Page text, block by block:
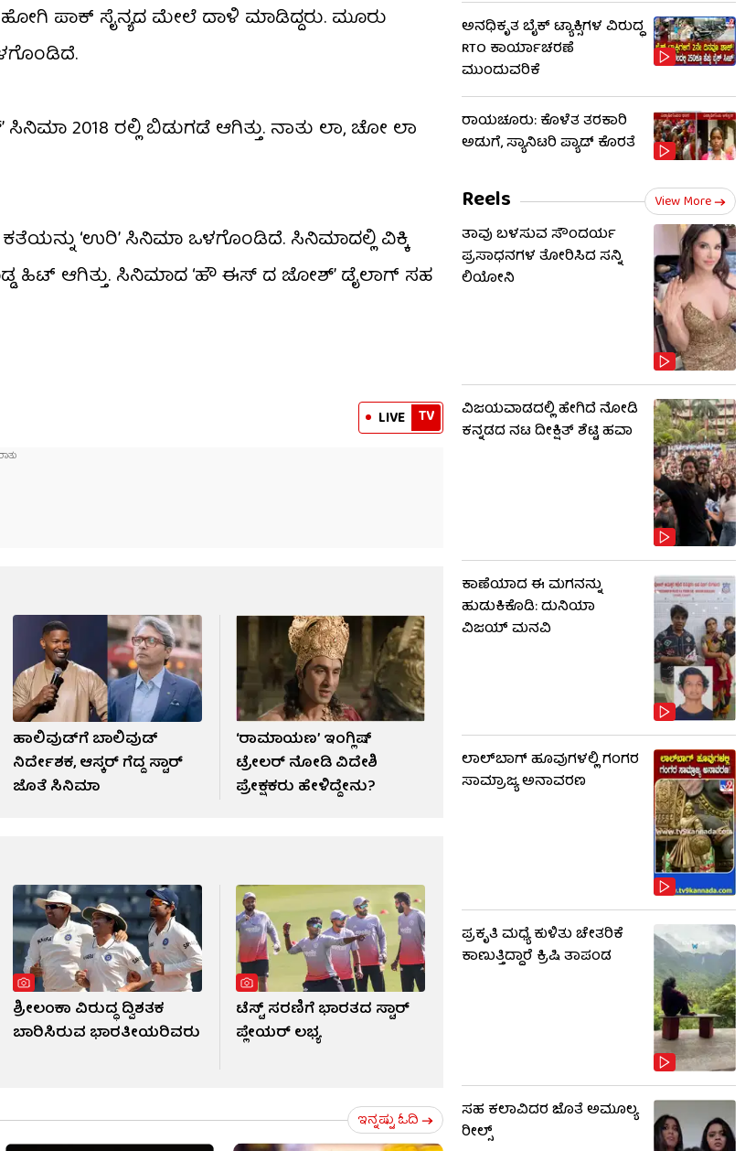
ಪಾಕ್ ಸೈನ್ಯದ ಮೇಲೆ ದಾಳಿ ಮಾಡಿದ್ದರು. ಮೂರು
2018 ರಲ್ಲಿ ಬಿಡುಗಡೆ ಆಗಿತ್ತು. ನಾತು ಲಾ, ಚೋ ಲಾ
‘ಉರಿ’ ಸಿನಿಮಾ ಒಳಗೊಂಡಿದೆ. ಸಿನಿಮಾದಲ್ಲಿ ವಿಕ್ಕಿ
ಹಿಟ್ ಆಗಿತ್ತು. ಸಿನಿಮಾದ ‘ಹೌ ಈಸ್​ ದ ಜೋಶ್’ ಡೈಲಾಗ್ ಸಹ
LIVE TV
ಹಾಲಿವುಡ್​​ಗೆ ಬಾಲಿವುಡ್
ನಿರ್ದೇಶಕ, ಆಸ್ಕರ್ ಗೆದ್ದ ಸ್ಟಾರ್
ಜೊತೆ ಸಿನಿಮಾ
‘ರಾಮಾಯಣ’ ಇಂಗ್ಲಿಷ್
ಟ್ರೇಲರ್ ನೋಡಿ ವಿದೇಶಿ
ಪ್ರೇಕ್ಷಕರು ಹೇಳಿದ್ದೇನು?
ಶ್ರೀಲಂಕಾ ವಿರುದ್ಧ ದ್ವಿಶತಕ
ಬಾರಿಸಿರುವ ಭಾರತೀಯರಿವರು
ಟೆಸ್ಟ್ ಸರಣಿಗೆ ಭಾರತದ ಸ್ಟಾರ್
ಪ್ಲೇಯರ್ ಲಭ್ಯ
ಇನ್ನಷ್ಟು ಓದಿ
ಅನಧಿಕೃತ ಬೈಕ್ ಟ್ಯಾಕ್ಸಿಗಳ ವಿರುದ್ಧ
RTO ಕಾರ್ಯಾಚರಣೆ
ಮುಂದುವರಿಕೆ
ರಾಯಚೂರು: ಕೊಳೆತ ತರಕಾರಿ
ಅಡುಗೆ, ಸ್ಯಾನಿಟರಿ ಪ್ಯಾಡ್ ಕೊರತೆ
Reels View More
ತಾವು ಬಳಸುವ ಸೌಂದರ್ಯ
ಪ್ರಸಾಧನಗಳ ತೋರಿಸಿದ ಸನ್ನಿ
ಲಿಯೋನಿ
ವಿಜಯವಾಡದಲ್ಲಿ ಹೇಗಿದೆ ನೋಡಿ
ಕನ್ನಡದ ನಟ ದೀಕ್ಷಿತ್ ಶೆಟ್ಟಿ ಹವಾ
ಕಾಣೆಯಾದ ಈ ಮಗನನ್ನು
ಹುಡುಕಿಕೊಡಿ: ದುನಿಯಾ
ವಿಜಯ್ ಮನವಿ
ಲಾಲ್​ಬಾಗ್ ಹೂವುಗಳಲ್ಲಿ ಗಂಗರ
ಸಾಮ್ರಾಜ್ಯ ಅನಾವರಣ
ಪ್ರಕೃತಿ ಮಧ್ಯೆ ಕುಳಿತು ಚೇತರಿಕೆ
ಕಾಣುತ್ತಿದ್ದಾರೆ ಕ್ರಿಷಿ ತಾಪಂಡ
ಸಹ ಕಲಾವಿದರ ಜೊತೆ ಅಮೂಲ್ಯ
ರೀಲ್ಸ್